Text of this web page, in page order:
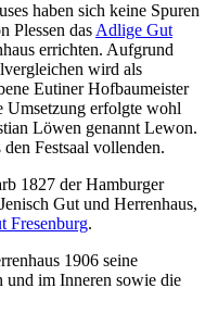
haben sich keine Spuren
Plessen das Adlige Gut
errichten. Aufgrund
wird als
Eutiner Hofbaumeister
erfolgte wohl
Löwen genannt Lewon.
Festsaal vollenden.
1827 der Hamburger
Gut und Herrenhaus,
Fresenburg.
1906 seine
und im Inneren sowie die